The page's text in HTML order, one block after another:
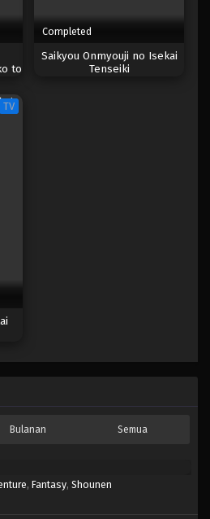
to
Completed
Saikyou Onmyouji no Isekai
Tenseiki
TV
Bulanan Semua
, Fantasy, Shounen